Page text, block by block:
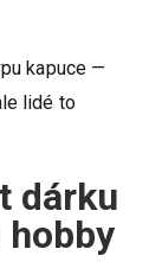
kapuce —
lidé to
dárku